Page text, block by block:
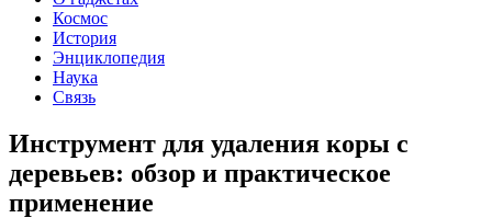
Космос
История
Энциклопедия
Наука
Связь
Инструмент для удаления коры с
деревьев: обзор и практическое
применение